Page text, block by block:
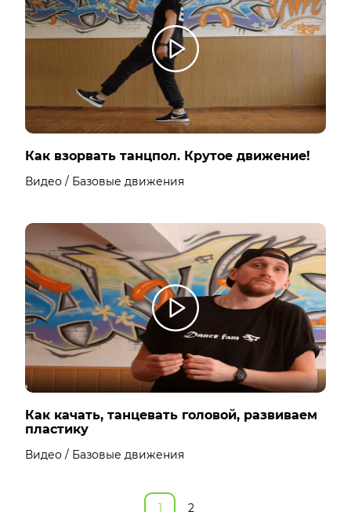
Как взорвать танцпол. Крутое движение!
Видео / Базовые движения
Как качать, танцевать головой, развиваем
пластику
Видео / Базовые движения
1 2